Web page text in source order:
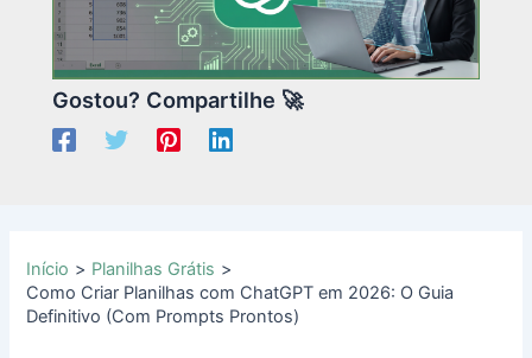
Gostou? Compartilhe 🚀
Início
Planilhas Grátis
Como Criar Planilhas com ChatGPT em 2026: O Guia
Definitivo (Com Prompts Prontos)